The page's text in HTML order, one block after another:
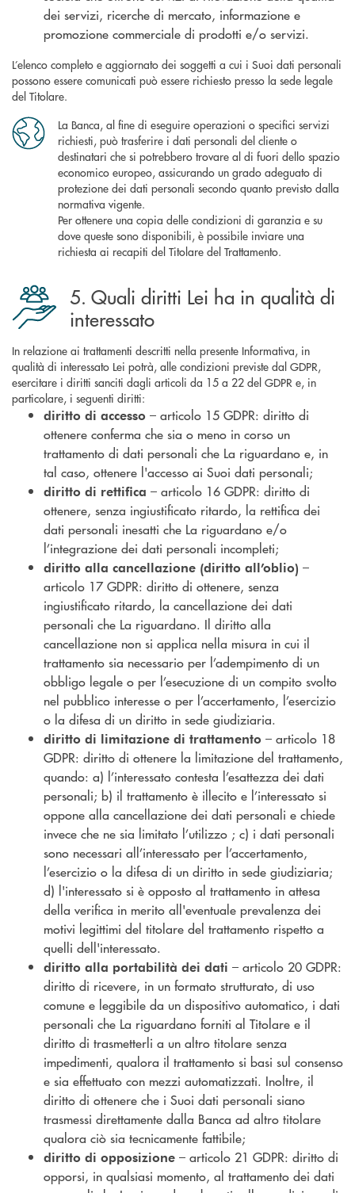
dei servizi, ricerche di mercato, informazione e
promozione commerciale di prodotti e/o servizi.
L’elenco completo e aggiornato dei soggetti a cui i Suoi dati personali
possono essere comunicati può essere richiesto presso la sede legale
del Titolare.
La Banca, al fine di eseguire operazioni o specifici servizi
richiesti, può trasferire i dati personali del cliente o
destinatari che si potrebbero trovare al di fuori dello spazio
economico europeo, assicurando un grado adeguato di
protezione dei dati personali secondo quanto previsto dalla
normativa vigente.
Per ottenere una copia delle condizioni di garanzia e su
dove queste sono disponibili, è possibile inviare una
richiesta ai recapiti del Titolare del Trattamento.
5. Quali diritti Lei ha in qualità di
interessato
In relazione ai trattamenti descritti nella presente Informativa, in
qualità di interessato Lei potrà, alle condizioni previste dal GDPR,
esercitare i diritti sanciti dagli articoli da 15 a 22 del GDPR e, in
particolare, i seguenti diritti:
diritto di accesso – articolo 15 GDPR: diritto di
ottenere conferma che sia o meno in corso un
trattamento di dati personali che La riguardano e, in
tal caso, ottenere l'accesso ai Suoi dati personali;
diritto di rettifica – articolo 16 GDPR: diritto di
ottenere, senza ingiustificato ritardo, la rettifica dei
dati personali inesatti che La riguardano e/o
l’integrazione dei dati personali incompleti;
diritto alla cancellazione (diritto all’oblio) –
articolo 17 GDPR: diritto di ottenere, senza
ingiustificato ritardo, la cancellazione dei dati
personali che La riguardano. Il diritto alla
cancellazione non si applica nella misura in cui il
trattamento sia necessario per l’adempimento di un
obbligo legale o per l’esecuzione di un compito svolto
nel pubblico interesse o per l’accertamento, l’esercizio
o la difesa di un diritto in sede giudiziaria.
diritto di limitazione di trattamento – articolo 18
GDPR: diritto di ottenere la limitazione del trattamento,
quando: a) l’interessato contesta l’esattezza dei dati
personali; b) il trattamento è illecito e l’interessato si
oppone alla cancellazione dei dati personali e chiede
invece che ne sia limitato l’utilizzo ; c) i dati personali
sono necessari all’interessato per l’accertamento,
l’esercizio o la difesa di un diritto in sede giudiziaria;
d) l'interessato si è opposto al trattamento in attesa
della verifica in merito all'eventuale prevalenza dei
motivi legittimi del titolare del trattamento rispetto a
quelli dell'interessato.
diritto alla portabilità dei dati – articolo 20 GDPR:
diritto di ricevere, in un formato strutturato, di uso
comune e leggibile da un dispositivo automatico, i dati
personali che La riguardano forniti al Titolare e il
diritto di trasmetterli a un altro titolare senza
impedimenti, qualora il trattamento si basi sul consenso
e sia effettuato con mezzi automatizzati. Inoltre, il
diritto di ottenere che i Suoi dati personali siano
trasmessi direttamente dalla Banca ad altro titolare
qualora ciò sia tecnicamente fattibile;
diritto di opposizione – articolo 21 GDPR: diritto di
opporsi, in qualsiasi momento, al trattamento dei dati